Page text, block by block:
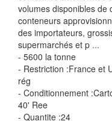
volumes disponibles de
conteneurs
des importateurs,
supermarchés et p ...
- 5600 la tonne
- Restriction :France et
rég
- Conditionnement
40' Ree
- Quantite :24